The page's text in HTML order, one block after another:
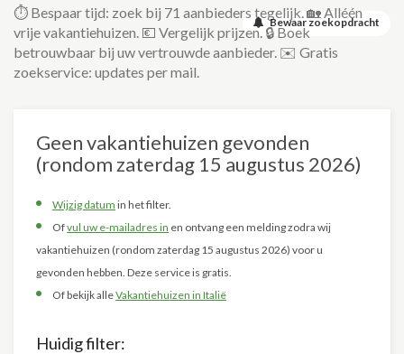
Bewaar zoekopdracht
⏱️ Bespaar tijd: zoek bij 71 aanbieders tegelijk. 🏡 Alléén
vrije vakantiehuizen. 💶 Vergelijk prijzen. 🔒 Boek
betrouwbaar bij uw vertrouwde aanbieder. ✉️ Gratis
zoekservice: updates per mail.
Geen vakantiehuizen gevonden
(rondom zaterdag 15 augustus 2026)
Wijzig datum in het filter.
Ofvul uw e-mailadres in en ontvang een melding zodra wij
vakantiehuizen (rondom zaterdag 15 augustus 2026) voor u
gevonden hebben. Deze service is gratis.
Of bekijk alleVakantiehuizen in Italië
Huidig filter: